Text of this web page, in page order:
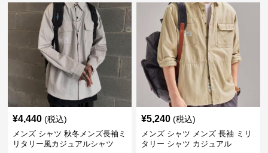
¥4,440 (税込)
メンズ シャツ 秋冬メンズ長袖ミ
リタリー風カジュアルシャツ
¥5,240 (税込)
メンズ シャツ メンズ 長袖 ミリ
タリー シャツ カジュアル